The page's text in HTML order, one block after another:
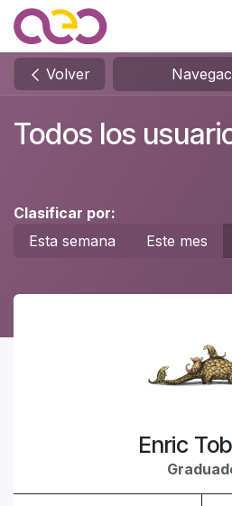
Ir al contenido
Volver
Todos los
Clasificar por:
Esta semana
Este mes
Enric